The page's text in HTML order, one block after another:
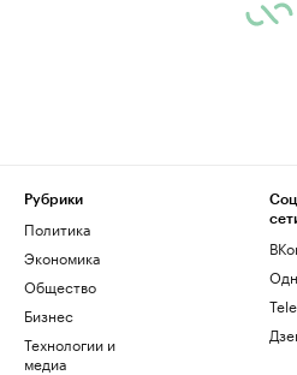
Рубрики
Политика
Экономика
Общество
Бизнес
Технологии и
медиа